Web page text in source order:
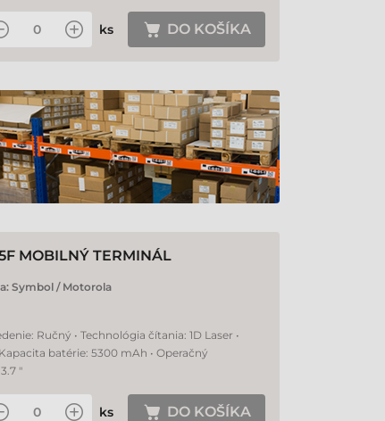
ks DO KOŠÍKA
MOBILNÝ TERMINÁL
Symbol / Motorola
Ručný • Technológia čítania: 1D Laser •
batérie: 5300 mAh • Operačný
"
ks DO KOŠÍKA